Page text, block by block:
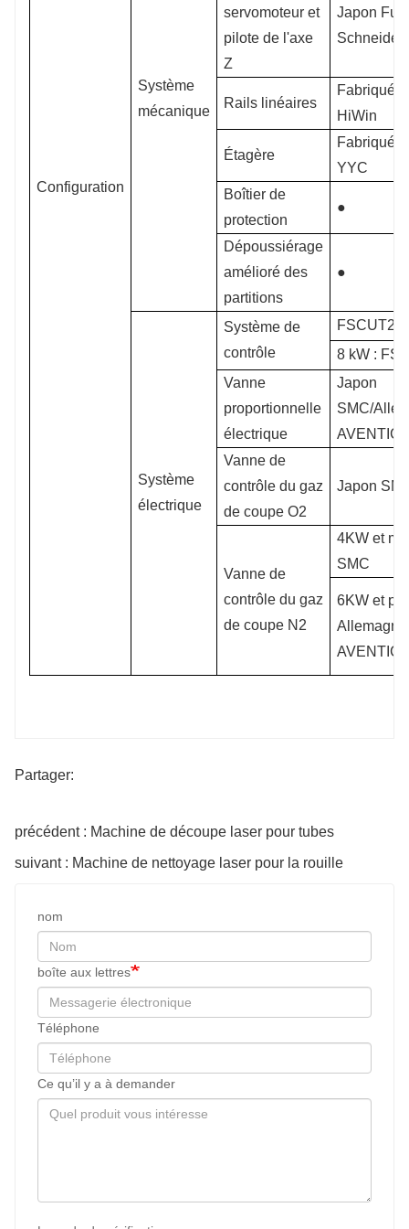
Configuration
Système
mécanique
servomoteur et
pilote de l'axe
Z
Japon
Schneider
Rails linéaires
Fabriqué
HiWin
Étagère
Fabriqué
YYC
Boîtier de
protection
●
Dépoussiérage
amélioré des
partitions
●
Système
électrique
Système de
contrôle
8 kW :
Vanne
proportionnelle
électrique
Japon
SMC/
Vanne de
contrôle du gaz
de coupe O2
Japon
Vanne de
contrôle du gaz
de coupe N2
4KW et
SMC
6KW et
Allemagne
Partager:
précédent : Machine de découpe laser pour tubes
suivant : Machine de nettoyage laser pour la rouille
nom
boîte aux lettres
Téléphone
Ce qu’il y a à demander